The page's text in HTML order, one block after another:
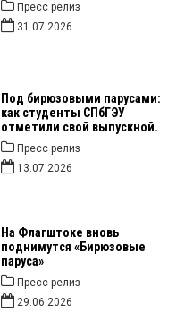
Пресс релиз
31.07.2026
Под бирюзовыми парусами:
как студенты СПбГЭУ
отметили свой выпускной.
Пресс релиз
13.07.2026
На Флагштоке вновь
поднимутся «Бирюзовые
паруса»
Пресс релиз
29.06.2026